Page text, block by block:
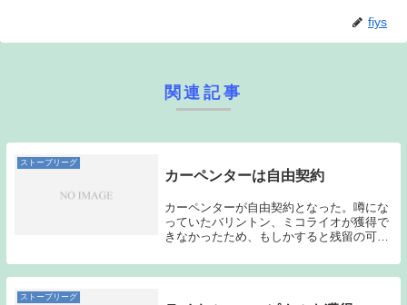
fiys
関連記事
ストーブリーグ
カーペンターは自由契約
カーペンターが自由契約となった。噂にな
っていたバリントン、ミコライオが獲得で
きなかったため、もしかすると残留の可能
由契約となった。これで外国人投手に関し
ては、バーネットとロマンが残留し、ナー
ストーブリーグ